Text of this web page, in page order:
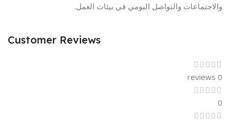
والاجتماعات والتواصل اليومي في بيئات العمل.
Customer Reviews
0 reviews
0